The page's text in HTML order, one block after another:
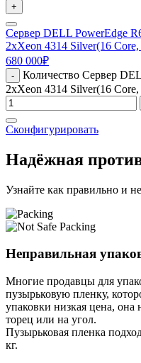
+
Сервер DELL PowerEdge
2xXeon 4314 Silver(16
680 000₽
-
Количество Сервер
2xXeon 4314 Silver(16
Сконфигурировать
Надёжная
Узнайте как правильно и
Неправильная
Многие продавцы для
пузырьковую пленку,
упаковки низкая цена, она
торец или на угол.
Пузырьковая пленка
кг.